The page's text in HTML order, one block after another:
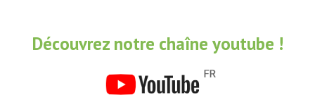
Découvrez notre chaîne youtube !